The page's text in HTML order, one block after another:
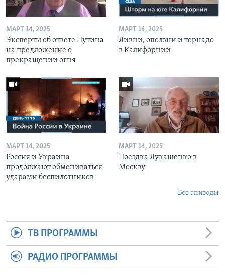
МАРТ 14, 2025
Эксперты об ответе Путина
на предложение о
прекращении огня
МАРТ 14, 2025
Ливни, оползни и торнадо
в Калифорнии
МАРТ 14, 2025
Россия и Украина
продолжают обмениваться
ударами беспилотников
МАРТ 14, 2025
Поездка Лукашенко в
Москву
Все эпизоды
ТВ ПРОГРАММЫ
РАДИО ПРОГРАММЫ